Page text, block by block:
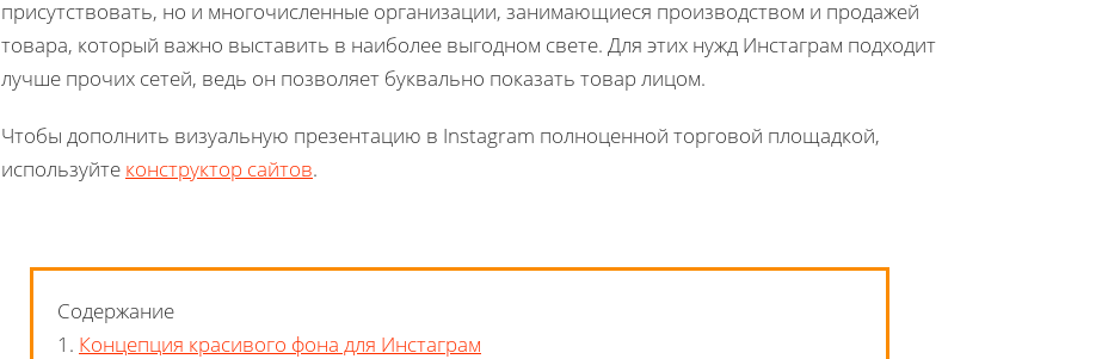
присутствовать, но и многочисленные организации, занимающиеся производством и продажей
товара, который важно выставить в наиболее выгодном свете. Для этих нужд Инстаграм подходит
лучше прочих сетей, ведь он позволяет буквально показать товар лицом.
Чтобы дополнить визуальную презентацию в Instagram полноценной торговой площадкой,
используйте конструктор сайтов.
Содержание
1. Концепция красивого фона для Инстаграм